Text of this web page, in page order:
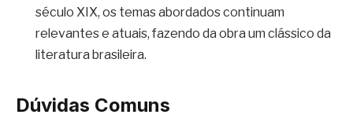
século XIX, os temas abordados continuam
relevantes e atuais, fazendo da obra um clássico da
literatura brasileira.
Dúvidas Comuns